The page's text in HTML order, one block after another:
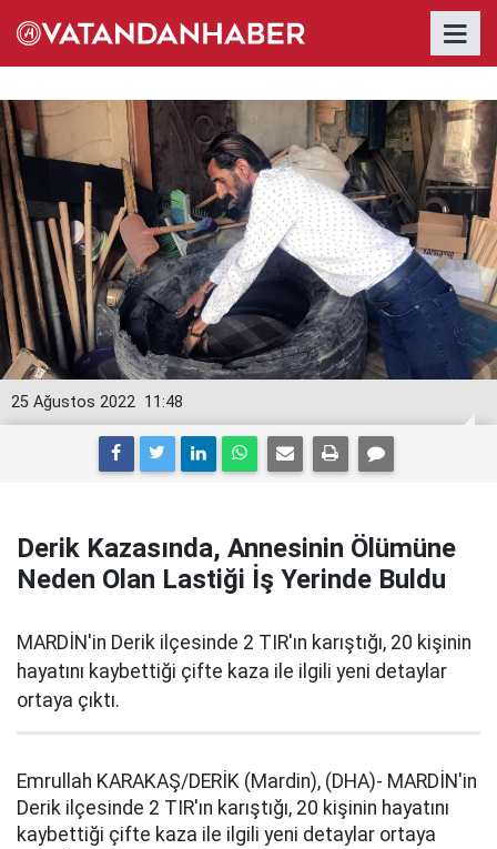
11:48
25 Ağustos 2022
Derik Kazasında, Annesinin Ölümüne
Neden Olan Lastiği İş Yerinde Buldu
MARDİN'in Derik ilçesinde 2 TIR'ın karıştığı, 20 kişinin
hayatını kaybettiği çifte kaza ile ilgili yeni detaylar
ortaya çıktı.
Emrullah KARAKAŞ/DERİK (Mardin), (DHA)- MARDİN'in
Derik ilçesinde 2 TIR'ın karıştığı, 20 kişinin hayatını
kaybettiği çifte kaza ile ilgili yeni detaylar ortaya